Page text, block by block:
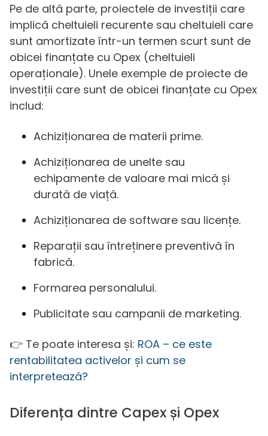
Pe de altă parte, proiectele de investiții care
implică cheltuieli recurente sau cheltuieli care
sunt amortizate într-un termen scurt sunt de
obicei finanțate cu Opex (cheltuieli
operaționale). Unele exemple de proiecte de
investiții care sunt de obicei finanțate cu Opex
includ:
Achiziționarea de materii prime.
Achiziționarea de unelte sau
echipamente de valoare mai mică și
durată de viață.
Achiziționarea de software sau licențe.
Reparații sau întreținere preventivă în
fabrică.
Formarea personalului.
Publicitate sau campanii de marketing.
👉 Te poate interesa și: ROA – ce este
rentabilitatea activelor și cum se
interpretează?
Diferența dintre Capex și Opex